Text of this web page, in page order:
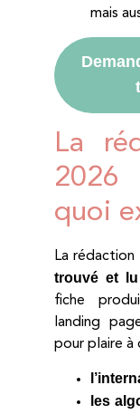
mais
La
quoi
La
trouvé et
fiche
landing
pour plaire à
les